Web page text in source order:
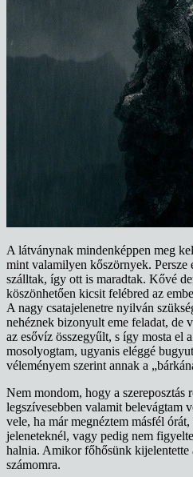
A látványnak mindenképpen meg
mint valamilyen kőszörnyek.
szálltak, így ott is maradtak. Kővé
köszönhetően kicsit felébred az
A nagy csatajelenetre nyilván
nehéznek bizonyult eme feladat, de
az esővíz összegyűlt, s így mosta el
mosolyogtam, ugyanis eléggé
véleményem szerint annak a
Nem mondom, hogy a szereposztás
legszívesebben valamit belevágtam
vele, ha már megnéztem másfél
jeleneteknél, vagy pedig nem
halnia. Amikor főhősünk kijelentette
számomra.